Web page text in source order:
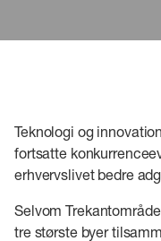
Teknologi og
fortsatte
erhvervslivet bedre
Selvom
tre største byer